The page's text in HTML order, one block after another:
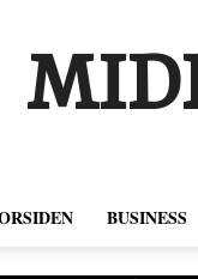
BUSINESS